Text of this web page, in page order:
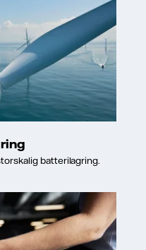
batterilagring.